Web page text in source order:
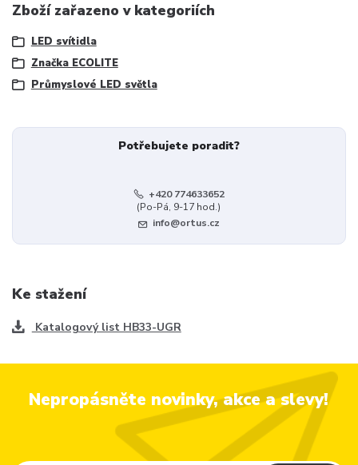
Zboží zařazeno v kategoriích
LED svítidla
Značka ECOLITE
Průmyslové LED světla
Potřebujete poradit?
+420 774633652
(Po-Pá, 9-17 hod.)
info@ortus.cz
Ke stažení
Katalogový list HB33-UGR
Nepropásněte novinky, akce a slevy!